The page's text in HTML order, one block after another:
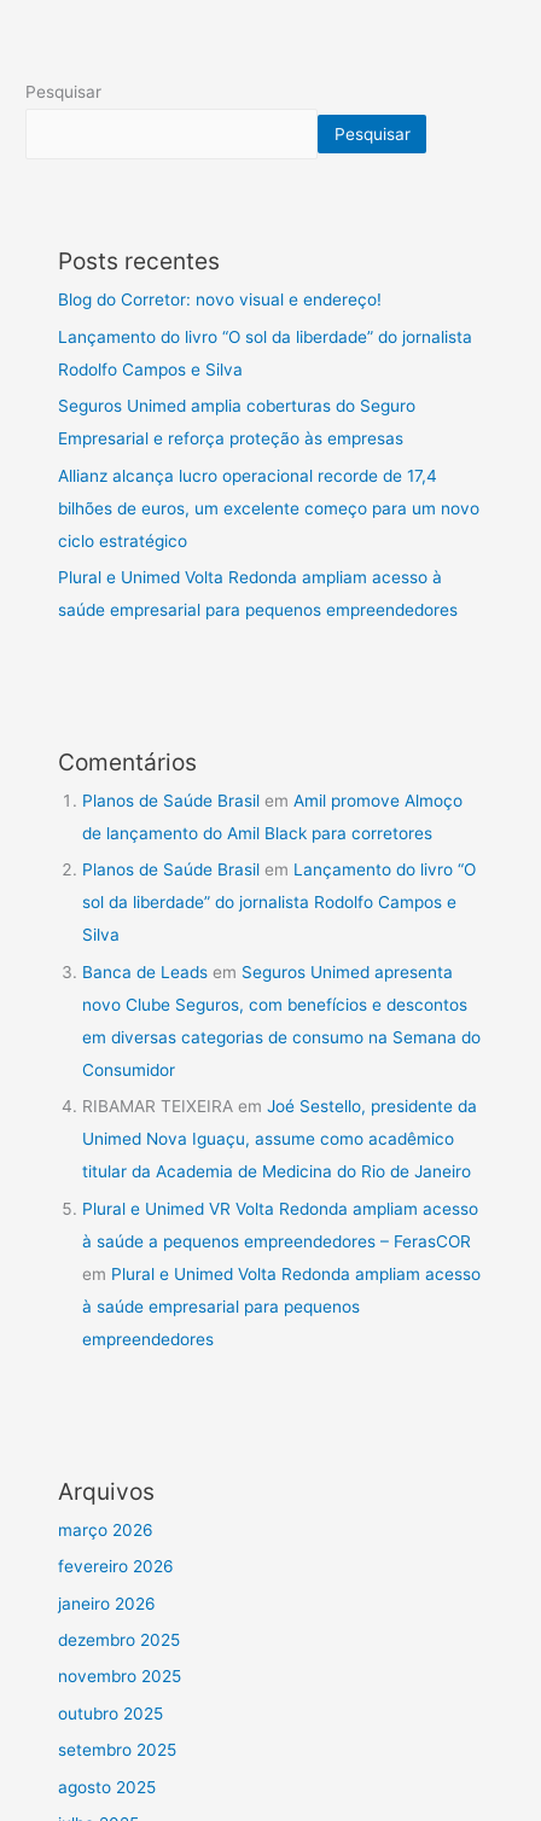
Pesquisar
Pesquisar
Posts recentes
Blog do Corretor: novo visual e endereço!
Lançamento do livro “O sol da liberdade” do jornalista
Rodolfo Campos e Silva
Seguros Unimed amplia coberturas do Seguro
Empresarial e reforça proteção às empresas
Allianz alcança lucro operacional recorde de 17,4
bilhões de euros, um excelente começo para um novo
ciclo estratégico
Plural e Unimed Volta Redonda ampliam acesso à
saúde empresarial para pequenos empreendedores
Comentários
Planos de Saúde Brasil emAmil promove Almoço
de lançamento do Amil Black para corretores
Planos de Saúde Brasil em Lançamento do livro “O
sol da liberdade” do jornalista Rodolfo Campos e
Silva
Banca de Leads em Seguros Unimed apresenta
novo Clube Seguros, com benefícios e descontos
em diversas categorias de consumo na Semana do
Consumidor
RIBAMAR TEIXEIRA emJoé Sestello, presidente da
Unimed Nova Iguaçu, assume como acadêmico
titular da Academia de Medicina do Rio de Janeiro
Plural e Unimed VR Volta Redonda ampliam acesso
à saúde a pequenos empreendedores – FerasCOR
em Plural e Unimed Volta Redonda ampliam acesso
à saúde empresarial para pequenos
empreendedores
Arquivos
março 2026
fevereiro 2026
janeiro 2026
dezembro 2025
novembro 2025
outubro 2025
setembro 2025
agosto 2025